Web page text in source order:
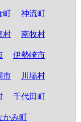
町 神流町
村 南牧村
伊勢崎市
市 川場村
千代田町
かみ町